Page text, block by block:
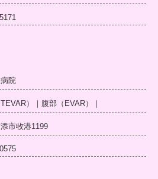
院
TEVAR）｜腹部（EVAR）｜
市牧港1199